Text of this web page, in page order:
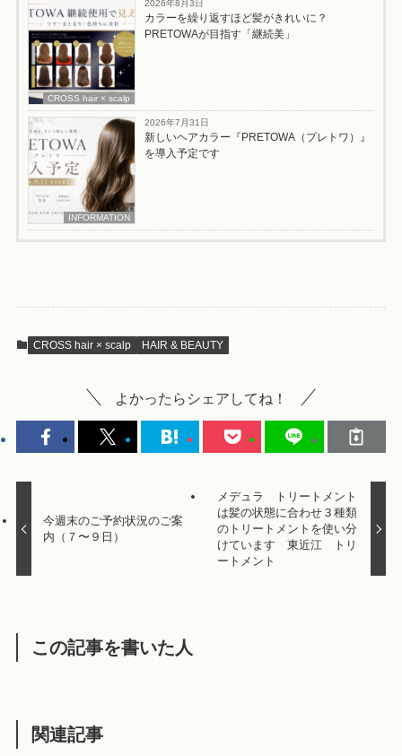
CROSS hair × scalp
2026年8月3日
カラーを繰り返すほど髪がきれいに？
PRETOWAが目指す「継続美」
INFORMATION
2026年7月31日
新しいヘアカラー『PRETOWA（プレトワ）』
を導入予定です
CROSS hair × scalp HAIR & BEAUTY
よかったらシェアしてね！
今週末のご予約状況のご案
内（７〜９日）
メデュラ トリートメント
は髪の状態に合わせ３種類
のトリートメントを使い分
けています 東近江 トリ
ートメント
この記事を書いた人
関連記事